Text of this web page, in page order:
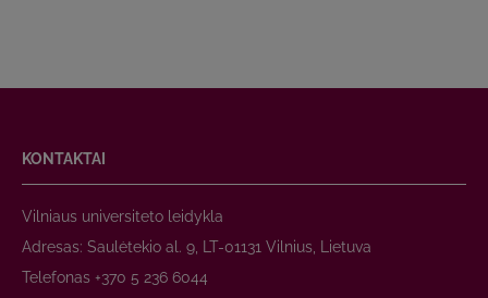
KONTAKTAI
Vilniaus universiteto leidykla
Adresas: Saulėtekio al. 9, LT-01131 Vilnius, Lietuva
Telefonas +370 5 236 6044